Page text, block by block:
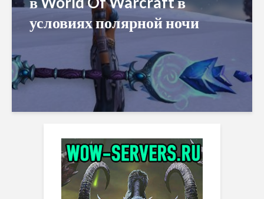
условиях полярной ночи